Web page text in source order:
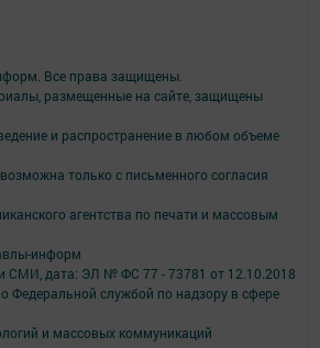
Все права защищены.
размещенные на сайте, защищены
и распространение в любом объеме
только с письменного согласия
агентства по печати и массовым
информ
СМИ, дата: ЭЛ № ФС 77 - 73781 от 12.10.2018
Федеральной службой по надзору в сфере
и массовых коммуникаций